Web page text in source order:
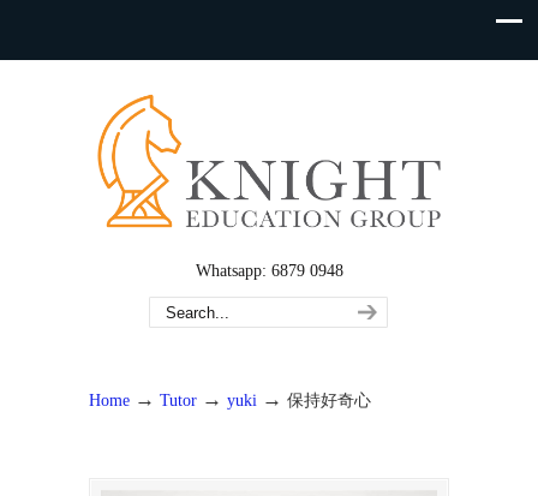
Whatsapp: 6879 0948
Home → Tutor → yuki → 保持好奇心